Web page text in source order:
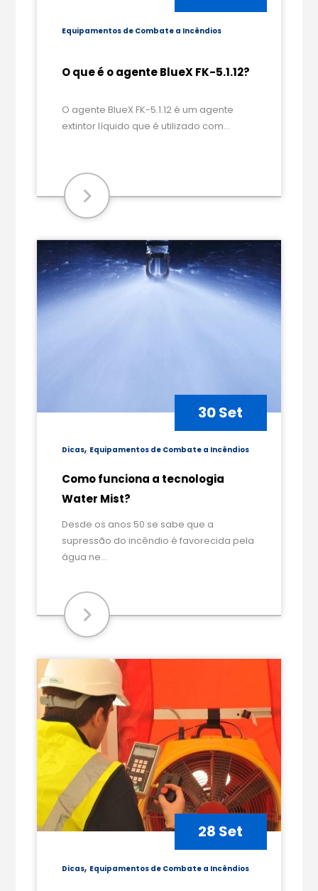
Equipamentos de Combate a Incêndios
O que é o agente BlueX FK-5.1.12?
O agente BlueX FK-5.1.12 é um agente
extintor líquido que é utilizado com...
Dicas, Equipamentos de Combate a Incêndios
30 Set
Como funciona a tecnologia
Water Mist?
Desde os anos 50 se sabe que a
supressão do incêndio é favorecida pela
água ne...
Dicas, Equipamentos de Combate a Incêndios
28 Set